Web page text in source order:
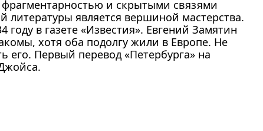
фрагментарностью и скрытыми связями
является вершиной мастерства.
в газете «Известия». Евгений Замятин
хотя оба подолгу жили в Европе. Не
его. Первый перевод «Петербурга» на